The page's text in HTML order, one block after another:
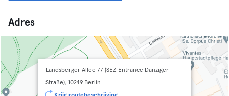
Adres
Landsberger Allee 77 (SEZ Entrance Danziger
Straße), 10249 Berlin